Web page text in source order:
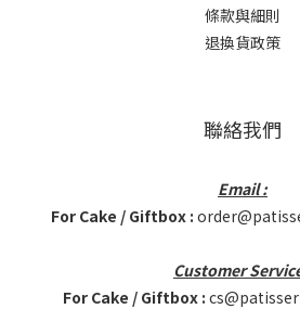
條款與細則
退換貨政策
聯絡我們
Email :
For Cake / Giftbox :
Customer
For Cake / Giftbox :